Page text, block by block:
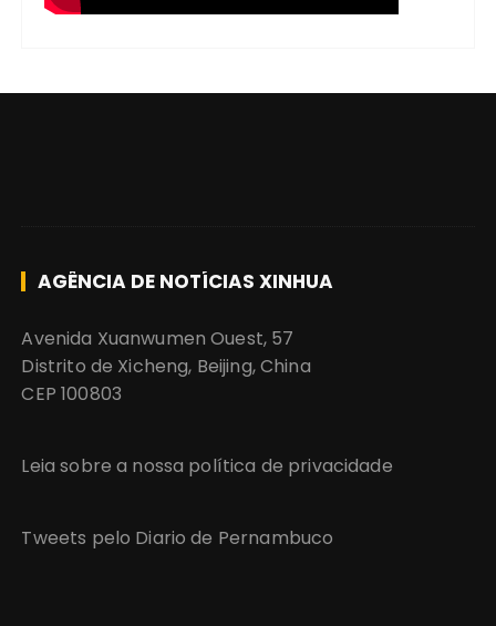
AGÊNCIA DE NOTÍCIAS XINHUA
Avenida Xuanwumen Ouest, 57
Distrito de Xicheng, Beijing, China
CEP 100803
Leia sobre a nossa política de privacidade
Tweets pelo Diario de Pernambuco